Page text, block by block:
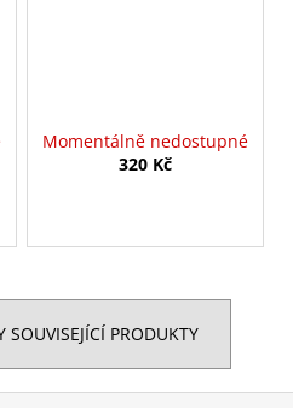
Momentálně nedostupné
320 Kč
SOUVISEJÍCÍ PRODUKTY